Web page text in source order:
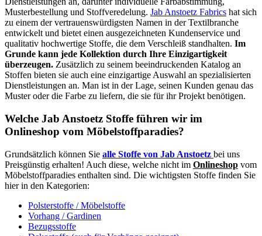
Musterbestellung und Stoffveredelung. Jab Anstoetz Fabrics hat sich
zu einem der vertrauenswürdigsten Namen in der Textilbranche
entwickelt und bietet einen ausgezeichneten Kundenservice und
qualitativ hochwertige Stoffe, die dem Verschleiß standhalten. Im
Grunde kann jede Kollektion durch Ihre Einzigartigkeit
überzeugen. Zusätzlich zu seinem beeindruckenden Katalog an
Stoffen bieten sie auch eine einzigartige Auswahl an spezialisierten
Dienstleistungen an. Man ist in der Lage, seinen Kunden genau das
Muster oder die Farbe zu liefern, die sie für ihr Projekt benötigen.
Welche Jab Anstoetz Stoffe führen wir im
Onlineshop vom Möbelstoffparadies?
Grundsätzlich können Sie alle Stoffe von Jab Anstoetz bei uns
Preisgünstig erhalten! Auch diese, welche nicht im Onlineshop vom
Möbelstoffparadies enthalten sind. Die wichtigsten Stoffe finden Sie
hier in den Kategorien:
Polsterstoffe / Möbelstoffe
Vorhang / Gardinen
Bezugsstoffe